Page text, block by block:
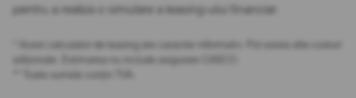
pentru a realiza o simulare a leasing-ului financiar.
* Acest calculator de leasing are caracter informativ. Pot exista alte costuri
adiționale. Estimarea nu include asigurare CASCO.
** Toate sumele conțin TVA.